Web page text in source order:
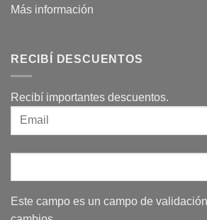
Más información
RECIBÍ DESCUENTOS
Recibí importantes descuentos.
Este campo es un campo de